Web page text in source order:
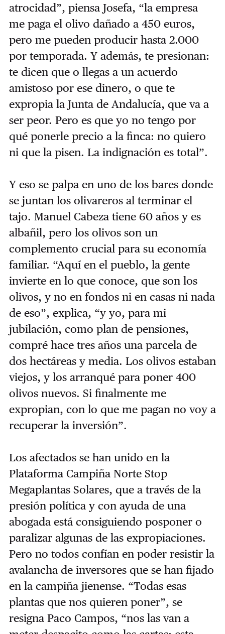
atrocidad”, piensa Josefa, “la empresa
me paga el olivo dañado a 450 euros,
pero me pueden producir hasta 2.000
por temporada. Y además, te presionan:
te dicen que o llegas a un acuerdo
amistoso por ese dinero, o que te
expropia la Junta de Andalucía, que va a
ser peor. Pero es que yo no tengo por
qué ponerle precio a la finca: no quiero
ni que la pisen. La indignación es total”.
Y eso se palpa en uno de los bares donde
se juntan los olivareros al terminar el
tajo. Manuel Cabeza tiene 60 años y es
albañil, pero los olivos son un
complemento crucial para su economía
familiar. “Aquí en el pueblo, la gente
invierte en lo que conoce, que son los
olivos, y no en fondos ni en casas ni nada
de eso”, explica, “y yo, para mi
jubilación, como plan de pensiones,
compré hace tres años una parcela de
dos hectáreas y media. Los olivos estaban
viejos, y los arranqué para poner 400
olivos nuevos. Si finalmente me
expropian, con lo que me pagan no voy a
recuperar la inversión”.
Los afectados se han unido en la
Plataforma Campiña Norte Stop
Megaplantas Solares, que a través de la
presión política y con ayuda de una
abogada está consiguiendo posponer o
paralizar algunas de las expropiaciones.
Pero no todos confían en poder resistir la
avalancha de inversores que se han fijado
en la campiña jienense. “Todas esas
plantas que nos quieren poner”, se
resigna Paco Campos, “nos las van a